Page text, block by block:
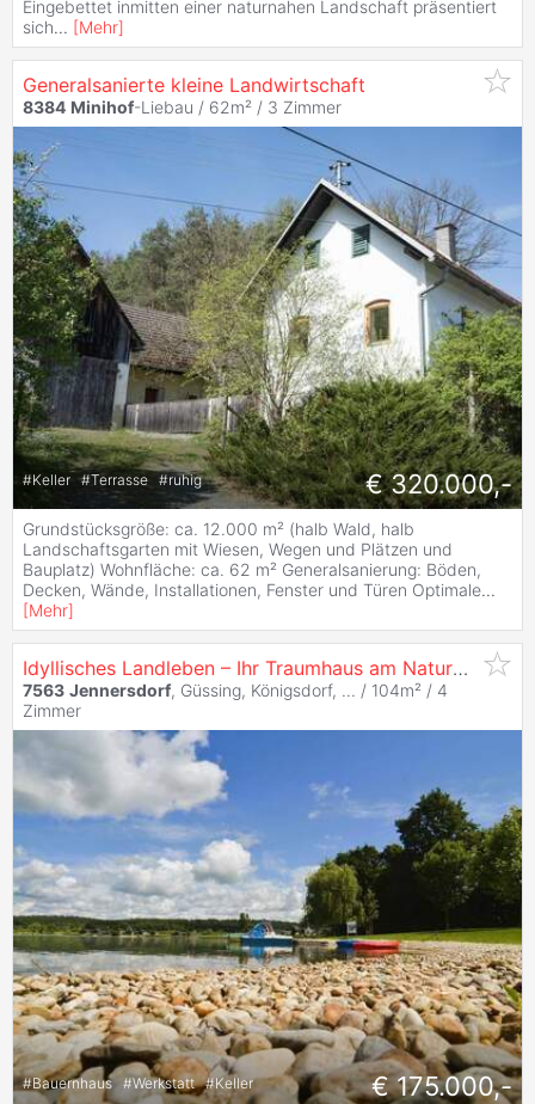
Eingebettet inmitten einer naturnahen Landschaft präsentiert
sich... [Mehr]
Generalsanierte kleine Landwirtschaft
8384 Minihof-Liebau / 62m² / 3 Zimmer
#Keller #Terrasse #ruhig € 320.000,-
Grundstücksgröße: ca. 12.000 m² (halb Wald, halb
Landschaftsgarten mit Wiesen, Wegen und Plätzen und
Bauplatz) Wohnfläche: ca. 62 m² Generalsanierung: Böden,
Decken, Wände, Installationen, Fenster und Türen Optimale...
[Mehr]
Idyllisches Landleben – Ihr Traumhaus am Naturbadesee Königsdorf!
7563 Jennersdorf, Güssing, Königsdorf, ... / 104m² / 4
Zimmer
#Bauernhaus #Werkstatt #Keller € 175.000,-